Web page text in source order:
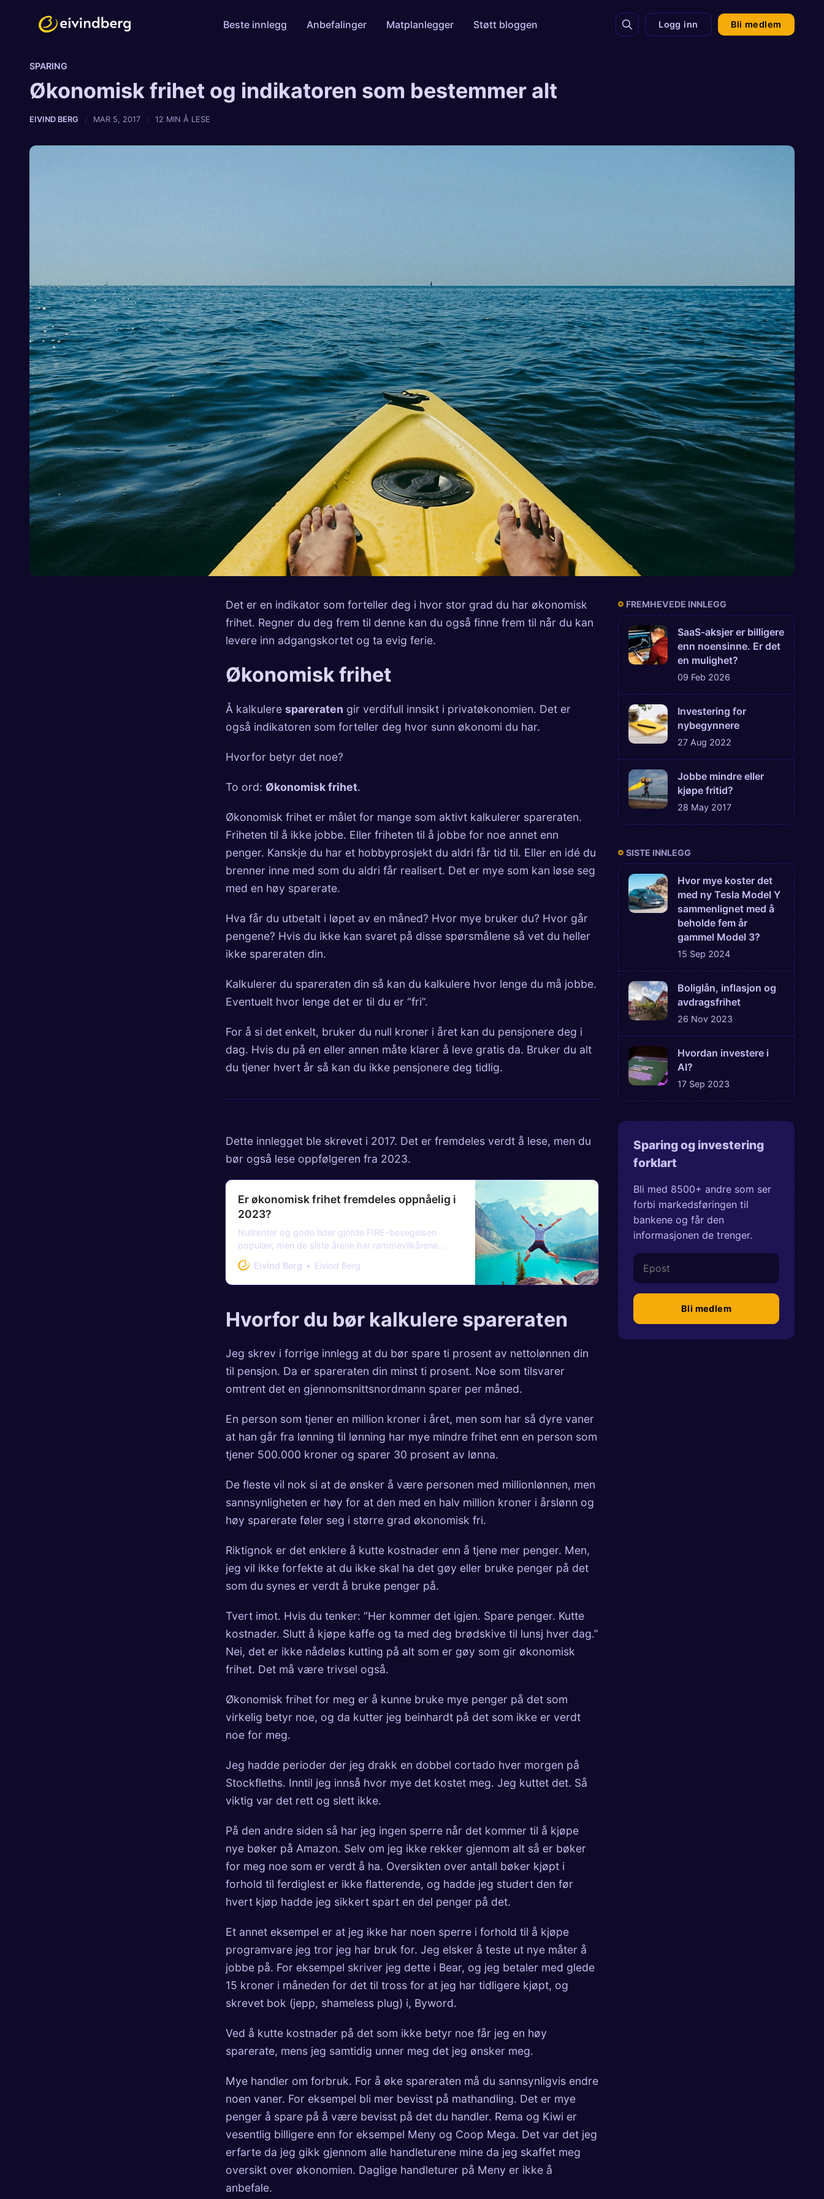
Beste innlegg Anbefalinger Matplanlegger Støtt bloggen Logg inn Bli medlem
SPARING
Økonomisk frihet og indikatoren som bestemmer alt
EIVIND BERG MAR 5, 2017 12 MIN Å LESE
Det er en indikator som forteller deg i hvor stor grad du har økonomisk
frihet. Regner du deg frem til denne kan du også finne frem til når du kan
levere inn adgangskortet og ta evig ferie.
Økonomisk frihet
Å kalkulere spareraten gir verdifull innsikt i privatøkonomien. Det er
også indikatoren som forteller deg hvor sunn økonomi du har.
Hvorfor betyr det noe?
To ord: Økonomisk frihet.
Økonomisk frihet er målet for mange som aktivt kalkulerer spareraten.
Friheten til å ikke jobbe. Eller friheten til å jobbe for noe annet enn
penger. Kanskje du har et hobbyprosjekt du aldri får tid til. Eller en idé du
brenner inne med som du aldri får realisert. Det er mye som kan løse seg
med en høy sparerate.
Hva får du utbetalt i løpet av en måned? Hvor mye bruker du? Hvor går
pengene? Hvis du ikke kan svaret på disse spørsmålene så vet du heller
ikke spareraten din.
Kalkulerer du spareraten din så kan du kalkulere hvor lenge du må jobbe.
Eventuelt hvor lenge det er til du er “fri”.
For å si det enkelt, bruker du null kroner i året kan du pensjonere deg i
dag. Hvis du på en eller annen måte klarer å leve gratis da. Bruker du alt
du tjener hvert år så kan du ikke pensjonere deg tidlig.
Dette innlegget ble skrevet i 2017. Det er fremdeles verdt å lese, men du
bør også lese oppfølgeren fra 2023.
Er økonomisk frihet fremdeles oppnåelig i
2023?
Nullrenter og gode tider gjorde FIRE-bevegelsen
populær, men de siste årene har rammevilkårene
endret seg. Er det fremdeles mulig med økonomisk
frihet med økt skattetrykk, renter og inflasjon?
Eivind Berg Eivind Berg
Hvorfor du bør kalkulere spareraten
Jeg skrev i forrige innlegg at du bør spare ti prosent av nettolønnen din
til pensjon. Da er spareraten din minst ti prosent. Noe som tilsvarer
omtrent det en gjennomsnittsnordmann sparer per måned.
En person som tjener en million kroner i året, men som har så dyre vaner
at han går fra lønning til lønning har mye mindre frihet enn en person som
tjener 500.000 kroner og sparer 30 prosent av lønna.
De fleste vil nok si at de ønsker å være personen med millionlønnen, men
sannsynligheten er høy for at den med en halv million kroner i årslønn og
høy sparerate føler seg i større grad økonomisk fri.
Riktignok er det enklere å kutte kostnader enn å tjene mer penger. Men,
jeg vil ikke forfekte at du ikke skal ha det gøy eller bruke penger på det
som du synes er verdt å bruke penger på.
Tvert imot. Hvis du tenker: “Her kommer det igjen. Spare penger. Kutte
kostnader. Slutt å kjøpe kaffe og ta med deg brødskive til lunsj hver dag.”
Nei, det er ikke nådeløs kutting på alt som er gøy som gir økonomisk
frihet. Det må være trivsel også.
Økonomisk frihet for meg er å kunne bruke mye penger på det som
virkelig betyr noe, og da kutter jeg beinhardt på det som ikke er verdt
noe for meg.
Jeg hadde perioder der jeg drakk en dobbel cortado hver morgen på
Stockfleths. Inntil jeg innså hvor mye det kostet meg. Jeg kuttet det. Så
viktig var det rett og slett ikke.
På den andre siden så har jeg ingen sperre når det kommer til å kjøpe
nye bøker på Amazon. Selv om jeg ikke rekker gjennom alt så er bøker
for meg noe som er verdt å ha. Oversikten over antall bøker kjøpt i
forhold til ferdiglest er ikke flatterende, og hadde jeg studert den før
hvert kjøp hadde jeg sikkert spart en del penger på det.
Et annet eksempel er at jeg ikke har noen sperre i forhold til å kjøpe
programvare jeg tror jeg har bruk for. Jeg elsker å teste ut nye måter å
jobbe på. For eksempel skriver jeg dette i Bear, og jeg betaler med glede
15 kroner i måneden for det til tross for at jeg har tidligere kjøpt, og
skrevet bok (jepp, shameless plug) i, Byword.
Ved å kutte kostnader på det som ikke betyr noe får jeg en høy
sparerate, mens jeg samtidig unner meg det jeg ønsker meg.
Mye handler om forbruk. For å øke spareraten må du sannsynligvis endre
noen vaner. For eksempel bli mer bevisst på mathandling. Det er mye
penger å spare på å være bevisst på det du handler. Rema og Kiwi er
vesentlig billigere enn for eksempel Meny og Coop Mega. Det var det jeg
erfarte da jeg gikk gjennom alle handleturene mine da jeg skaffet meg
oversikt over økonomien. Daglige handleturer på Meny er ikke å
anbefale.
FREMHEVEDE INNLEGG
SaaS-aksjer er billigere
enn noensinne. Er det
en mulighet?
09 Feb 2026
Investering for
nybegynnere
27 Aug 2022
Jobbe mindre eller
kjøpe fritid?
28 May 2017
SISTE INNLEGG
Hvor mye koster det
med ny Tesla Model Y
sammenlignet med å
beholde fem år
gammel Model 3?
15 Sep 2024
Boliglån, inflasjon og
avdragsfrihet
26 Nov 2023
Hvordan investere i
AI?
17 Sep 2023
Sparing og investering
forklart
Bli med 8500+ andre som ser
forbi markedsføringen til
bankene og får den
informasjonen de trenger.
Bli medlem